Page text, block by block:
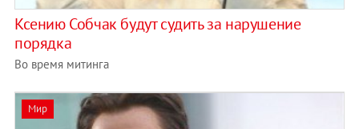
Ксению Собчак будут судить за нарушение
порядка
Во время митинга
Мир